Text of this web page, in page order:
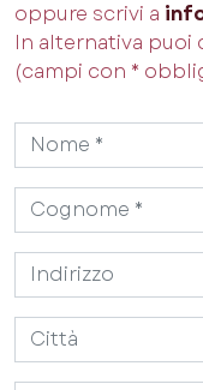
oppure scrivi a
In alternativa
(campi con *